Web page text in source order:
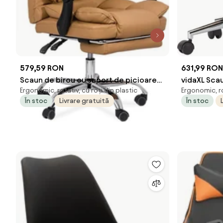
579,59 RON
Scaun de birou cu suport de picioare
OFF 415 bej
Ergonomic, rotativ, cu roți din plastic
În stoc
Livrare gratuită
631,99 RON
vidaXL
lemn
Ergonomic,
În stoc